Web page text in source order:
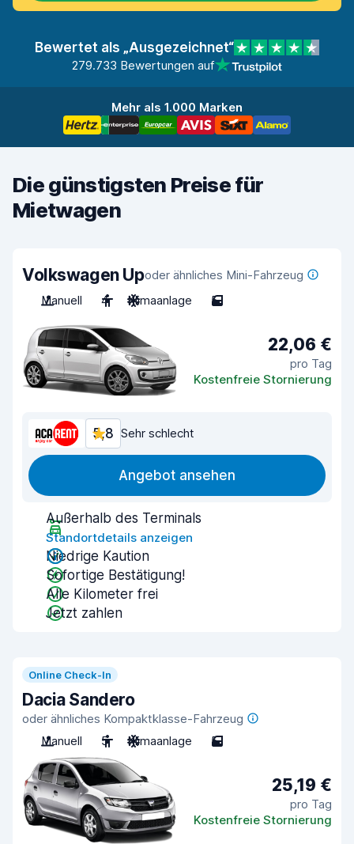
Bewertet als „Ausgezeichnet“
279.733 Bewertungen auf
Mehr als 1.000 Marken
Die günstigsten Preise für
Mietwagen
Volkswagen Upoder ähnliches Mini-Fahrzeug
Manuell
4 Klimaanlage 5
22,06 €
pro Tag
Kostenfreie Stornierung
5,8 Sehr schlecht
Angebot ansehen
Außerhalb des Terminals
Standortdetails anzeigen
Niedrige Kaution
Sofortige Bestätigung!
Alle Kilometer frei
Jetzt zahlen
Online Check-In
Dacia Sandero
oder ähnliches Kompaktklasse-Fahrzeug
Manuell
5 Klimaanlage 5
25,19 €
pro Tag
Kostenfreie Stornierung